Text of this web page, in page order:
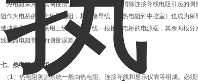
热电阻采用三线制接法。采用三线制是为了消除连接导线电阻引起的
阻作为电桥的一个桥臂电阻，其连接导线（从热电阻到中控室）也成为
造成测量误差。采用三线制，将导线一根接到电桥的电源端，其余两根
线线路电阻带来的测量误差。
七、 热电阻系统组成
（1）热电阻测温系统一般由热电阻、连接导线和显示仪表等组成。必须